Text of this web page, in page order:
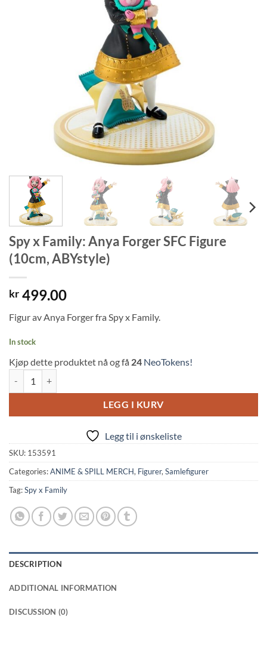
Spy x Family: Anya Forger SFC Figure
(10cm, ABYstyle)
kr 499.00
Figur av Anya Forger fra Spy x Family.
In stock
Kjøp dette produktet nå og få 24 NeoTokens!
LEGG I KURV
Legg til i ønskeliste
SKU: 153591
Categories:ANIME & SPILL MERCH, Figurer,Samlefigurer
Tag:Spy x Family
DESCRIPTION
ADDITIONAL INFORMATION
DISCUSSION (0)